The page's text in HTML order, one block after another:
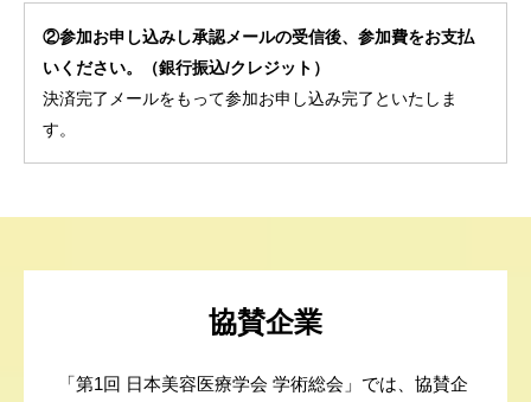
②参加お申し込みし承認メールの受信後、参加費をお支払
いください。（銀行振込/クレジット）
決済完了メールをもって参加お申し込み完了といたしま
す。
協賛企業
「第1回 日本美容医療学会 学術総会」では、協賛企